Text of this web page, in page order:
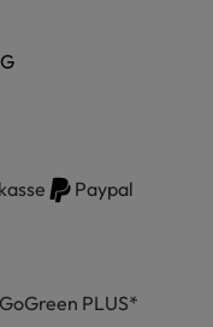
Paypal
PLUS*